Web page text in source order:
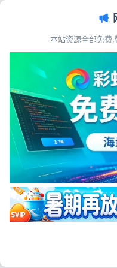
首页>标签：三端相亲平台
标签：三端相亲平台
交友直
红娘金媒10.3婚恋相亲系统源码
PC小程序公众号三端一体红娘
配交友平台
源码简介 红娘金媒10.3完整
恋相亲系统源码，PC端、微
小程序、公众号三端互通，
红娘接单、智能匹配、实时私
聊、线上线下相亲活动、会
值付费模块，源码完整可用
公众号婚恋小程序 红娘服务交友
彩虹源码网 2026-07-05
本站资源全部免费,